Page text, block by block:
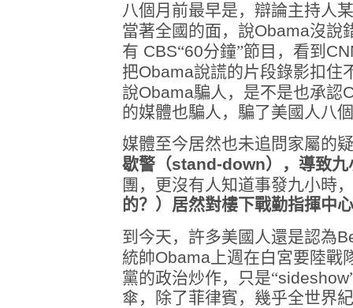
八個月前最早是，辯論主持人某
當著全國的面，說Obama沒說
有 CBS“60分鐘”節目，看到
把Obama說謊的片段錄影扣住
說Obama騙人，是不是也承認
的媒體也騙人，騙了美國人八
媒體至今居然也未追問家屬的
歇警（stand-down），導致
團，更沒有人知道事發九小時，
的？）居然對樓下戰勤指揮中
到今天，許多美國人還是認為
統帥Obama 上週在白宮要陸戰
黨的政治炒作，只是“sideshow
傘，除了菲律賓，幾乎全世界